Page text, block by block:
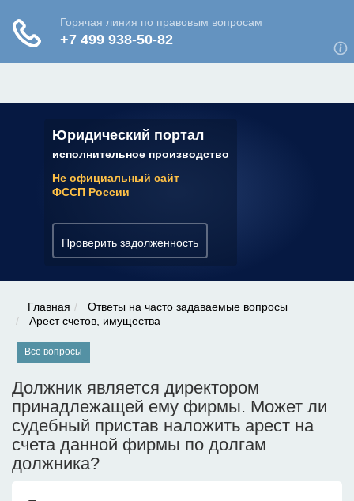
Юридический портал
исполнительное производство
Не официальный сайт
ФССП России
Проверить задолженность
✆ 7 (800) 350-22-64
Главная
Ответы на часто задаваемые вопросы
Арест счетов, имущества
Все вопросы
Должник является директором
принадлежащей ему фирмы. Может ли
судебный пристав наложить арест на
счета данной фирмы по долгам
должника?